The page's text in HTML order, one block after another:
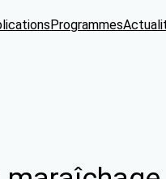
Programmes